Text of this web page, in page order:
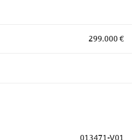
299.000 €
013471-V01